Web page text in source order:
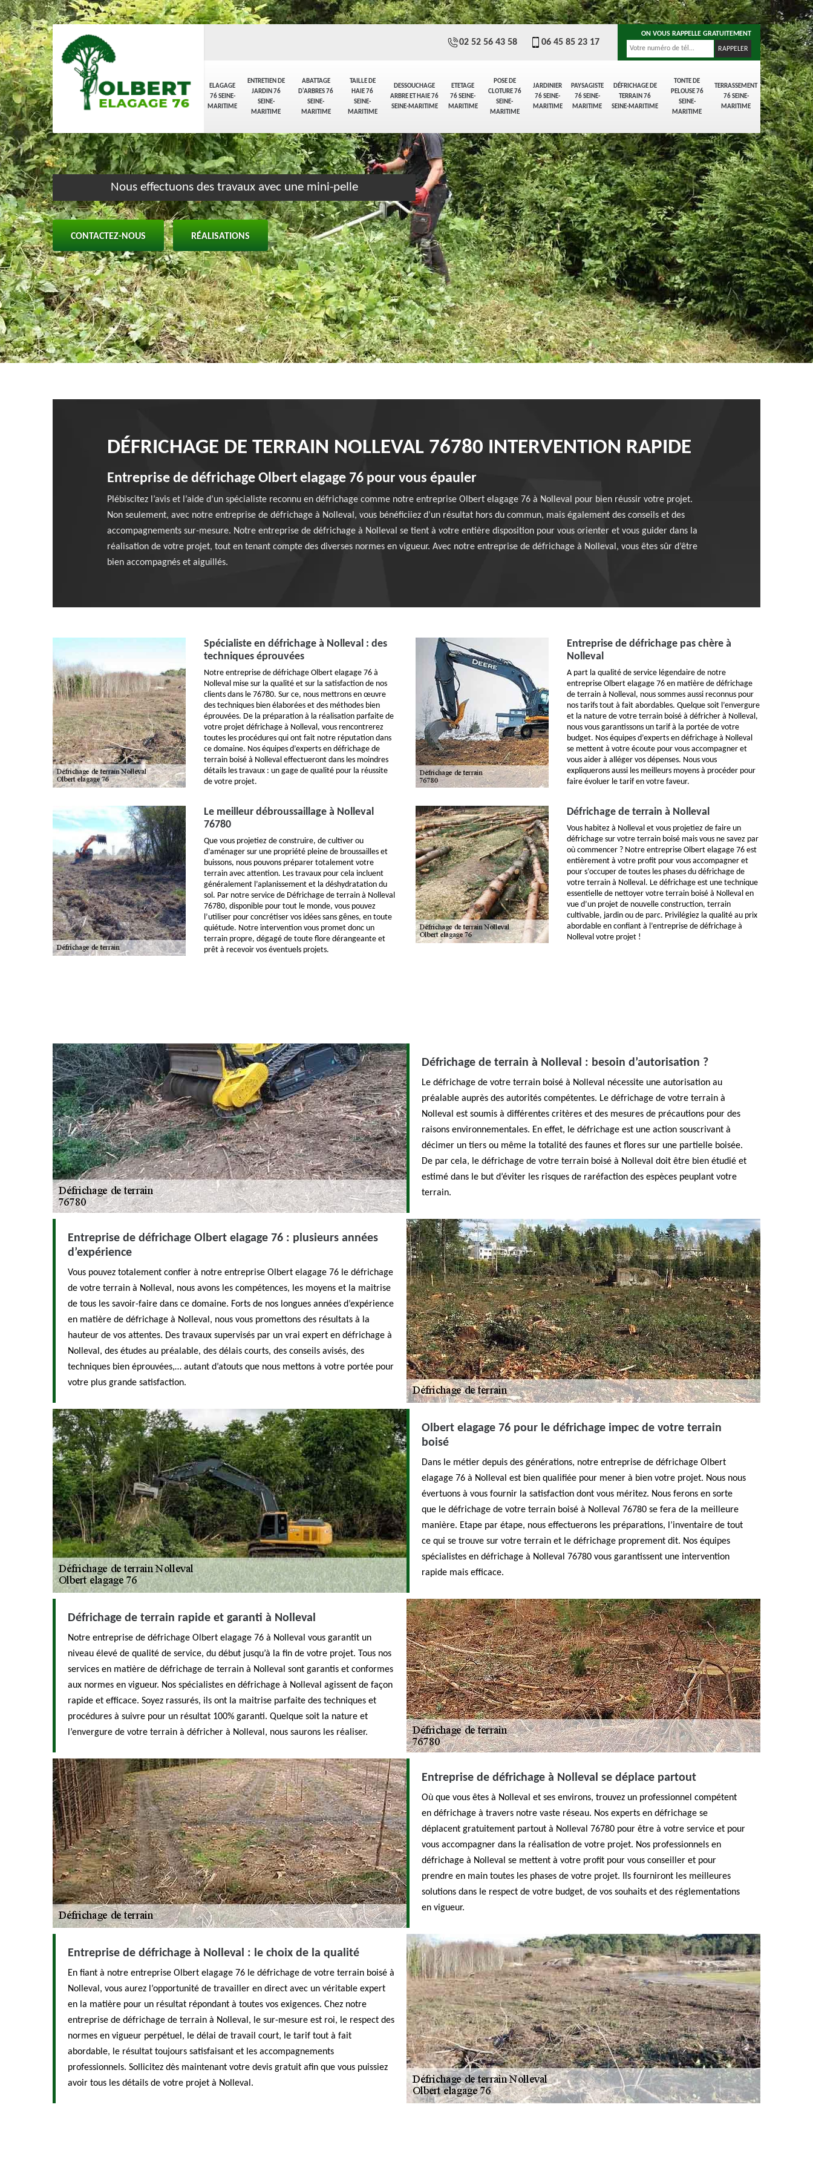
ELAGAGE
76 SEINE-
MARITIME
ENTRETIEN DE
JARDIN 76
SEINE-
MARITIME
ABATTAGE
D'ARBRES 76
SEINE-
MARITIME
TAILLE DE
HAIE 76
SEINE-
MARITIME
DESSOUCHAGE
ARBRE ET HAIE 76
SEINE-MARITIME
ETETAGE
76 SEINE-
MARITIME
POSE DE
CLOTURE 76
SEINE-
MARITIME
JARDINIER
76 SEINE-
MARITIME
PAYSAGISTE
76 SEINE-
MARITIME
DÉFRICHAGE DE
TERRAIN 76
SEINE-MARITIME
TONTE DE
PELOUSE 76
SEINE-
MARITIME
TERRASSEMENT
76 SEINE-
MARITIME
02 52 56 43 58 06 45 85 23 17
ON VOUS RAPPELLE GRATUITEMENT
Nous effectuons des travaux avec une mini-pelle
CONTACTEZ-NOUS RÉALISATIONS
DÉFRICHAGE DE TERRAIN NOLLEVAL 76780 INTERVENTION RAPIDE
Entreprise de défrichage Olbert elagage 76 pour vous épauler
Plébiscitez l’avis et l’aide d’un spécialiste reconnu en défrichage comme notre entreprise Olbert elagage 76 à Nolleval pour bien réussir votre projet.
Non seulement, avec notre entreprise de défrichage à Nolleval, vous bénéficiiez d’un résultat hors du commun, mais également des conseils et des
accompagnements sur-mesure. Notre entreprise de défrichage à Nolleval se tient à votre entière disposition pour vous orienter et vous guider dans la
réalisation de votre projet, tout en tenant compte des diverses normes en vigueur. Avec notre entreprise de défrichage à Nolleval, vous êtes sûr d’être
bien accompagnés et aiguillés.
Spécialiste en défrichage à Nolleval : des
techniques éprouvées
Notre entreprise de défrichage Olbert elagage 76 à
Nolleval mise sur la qualité et sur la satisfaction de nos
clients dans le 76780. Sur ce, nous mettrons en œuvre
des techniques bien élaborées et des méthodes bien
éprouvées. De la préparation à la réalisation parfaite de
votre projet défrichage à Nolleval, vous rencontrerez
toutes les procédures qui ont fait notre réputation dans
ce domaine. Nos équipes d’experts en défrichage de
terrain boisé à Nolleval effectueront dans les moindres
détails les travaux : un gage de qualité pour la réussite
de votre projet.
Entreprise de défrichage pas chère à
Nolleval
A part la qualité de service légendaire de notre
entreprise Olbert elagage 76 en matière de défrichage
de terrain à Nolleval, nous sommes aussi reconnus pour
nos tarifs tout à fait abordables. Quelque soit l’envergure
et la nature de votre terrain boisé à défricher à Nolleval,
nous vous garantissons un tarif à la portée de votre
budget. Nos équipes d’experts en défrichage à Nolleval
se mettent à votre écoute pour vous accompagner et
vous aider à alléger vos dépenses. Nous vous
expliquerons aussi les meilleurs moyens à procéder pour
faire évoluer le tarif en votre faveur.
Le meilleur débroussaillage à Nolleval
76780
Que vous projetiez de construire, de cultiver ou
d’aménager sur une propriété pleine de broussailles et
buissons, nous pouvons préparer totalement votre
terrain avec attention. Les travaux pour cela incluent
généralement l’aplanissement et la déshydratation du
sol. Par notre service de Défrichage de terrain à Nolleval
76780, disponible pour tout le monde, vous pouvez
l’utiliser pour concrétiser vos idées sans gênes, en toute
quiétude. Notre intervention vous promet donc un
terrain propre, dégagé de toute flore dérangeante et
prêt à recevoir vos éventuels projets.
Défrichage de terrain à Nolleval
Vous habitez à Nolleval et vous projetiez de faire un
défrichage sur votre terrain boisé mais vous ne savez par
où commencer ? Notre entreprise Olbert elagage 76 est
entièrement à votre profit pour vous accompagner et
pour s’occuper de toutes les phases du défrichage de
votre terrain à Nolleval. Le défrichage est une technique
essentielle de nettoyer votre terrain boisé à Nolleval en
vue d’un projet de nouvelle construction, terrain
cultivable, jardin ou de parc. Privilégiez la qualité au prix
abordable en confiant à l’entreprise de défrichage à
Nolleval votre projet !
Défrichage de terrain à Nolleval : besoin d’autorisation ?
Le défrichage de votre terrain boisé à Nolleval nécessite une autorisation au
préalable auprès des autorités compétentes. Le défrichage de votre terrain à
Nolleval est soumis à différentes critères et des mesures de précautions pour des
raisons environnementales. En effet, le défrichage est une action souscrivant à
décimer un tiers ou même la totalité des faunes et flores sur une partielle boisée.
De par cela, le défrichage de votre terrain boisé à Nolleval doit être bien étudié et
estimé dans le but d’éviter les risques de raréfaction des espèces peuplant votre
terrain.
Entreprise de défrichage Olbert elagage 76 : plusieurs années
d’expérience
Vous pouvez totalement confier à notre entreprise Olbert elagage 76 le défrichage
de votre terrain à Nolleval, nous avons les compétences, les moyens et la maitrise
de tous les savoir-faire dans ce domaine. Forts de nos longues années d’expérience
en matière de défrichage à Nolleval, nous vous promettons des résultats à la
hauteur de vos attentes. Des travaux supervisés par un vrai expert en défrichage à
Nolleval, des études au préalable, des délais courts, des conseils avisés, des
techniques bien éprouvées,… autant d’atouts que nous mettons à votre portée pour
votre plus grande satisfaction.
Olbert elagage 76 pour le défrichage impec de votre terrain
boisé
Dans le métier depuis des générations, notre entreprise de défrichage Olbert
elagage 76 à Nolleval est bien qualifiée pour mener à bien votre projet. Nous nous
évertuons à vous fournir la satisfaction dont vous méritez. Nous ferons en sorte
que le défrichage de votre terrain boisé à Nolleval 76780 se fera de la meilleure
manière. Etape par étape, nous effectuerons les préparations, l’inventaire de tout
ce qui se trouve sur votre terrain et le défrichage proprement dit. Nos équipes
spécialistes en défrichage à Nolleval 76780 vous garantissent une intervention
rapide mais efficace.
Défrichage de terrain rapide et garanti à Nolleval
Notre entreprise de défrichage Olbert elagage 76 à Nolleval vous garantit un
niveau élevé de qualité de service, du début jusqu’à la fin de votre projet. Tous nos
services en matière de défrichage de terrain à Nolleval sont garantis et conformes
aux normes en vigueur. Nos spécialistes en défrichage à Nolleval agissent de façon
rapide et efficace. Soyez rassurés, ils ont la maitrise parfaite des techniques et
procédures à suivre pour un résultat 100% garanti. Quelque soit la nature et
l’envergure de votre terrain à défricher à Nolleval, nous saurons les réaliser.
Entreprise de défrichage à Nolleval se déplace partout
Où que vous êtes à Nolleval et ses environs, trouvez un professionnel compétent
en défrichage à travers notre vaste réseau. Nos experts en défrichage se
déplacent gratuitement partout à Nolleval 76780 pour être à votre service et pour
vous accompagner dans la réalisation de votre projet. Nos professionnels en
défrichage à Nolleval se mettent à votre profit pour vous conseiller et pour
prendre en main toutes les phases de votre projet. Ils fourniront les meilleures
solutions dans le respect de votre budget, de vos souhaits et des réglementations
en vigueur.
Entreprise de défrichage à Nolleval : le choix de la qualité
En fiant à notre entreprise Olbert elagage 76 le défrichage de votre terrain boisé à
Nolleval, vous aurez l’opportunité de travailler en direct avec un véritable expert
en la matière pour un résultat répondant à toutes vos exigences. Chez notre
entreprise de défrichage de terrain à Nolleval, le sur-mesure est roi, le respect des
normes en vigueur perpétuel, le délai de travail court, le tarif tout à fait
abordable, le résultat toujours satisfaisant et les accompagnements
professionnels. Sollicitez dès maintenant votre devis gratuit afin que vous puissiez
avoir tous les détails de votre projet à Nolleval.